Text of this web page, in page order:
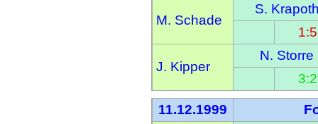
M. Schade
S.
1:5
J. Kipper
N. Storre
3:2
11.12.1999